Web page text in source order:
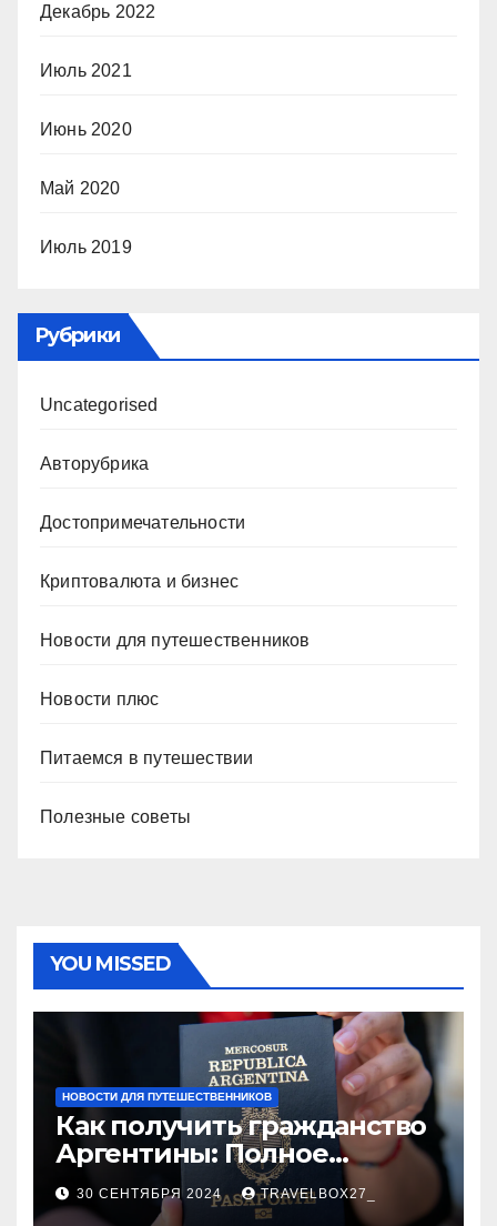
Декабрь 2022
Июль 2021
Июнь 2020
Май 2020
Июль 2019
Рубрики
Uncategorised
Авторубрика
Достопримечательности
Криптовалюта и бизнес
Новости для путешественников
Новости плюс
Питаемся в путешествии
Полезные советы
YOU MISSED
НОВОСТИ ДЛЯ ПУТЕШЕСТВЕННИКОВ
Как получить гражданство
Аргентины: Полное
руководство
30 СЕНТЯБРЯ 2024 TRAVELBOX27_